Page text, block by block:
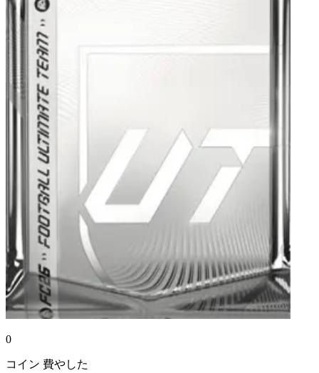
0
コイン 費やした